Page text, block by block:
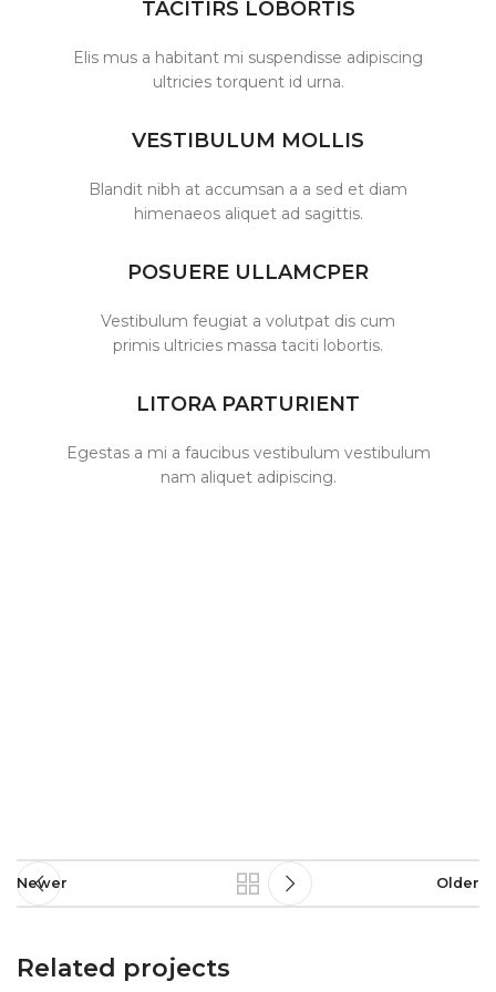
TACITIRS LOBORTIS
Elis mus a habitant mi suspendisse adipiscing
ultricies torquent id urna.
VESTIBULUM MOLLIS
Blandit nibh at accumsan a a sed et diam
himenaeos aliquet ad sagittis.
POSUERE ULLAMCPER
Vestibulum feugiat a volutpat dis cum
primis ultricies massa taciti lobortis.
LITORA PARTURIENT
Egestas a mi a faucibus vestibulum vestibulum
nam aliquet adipiscing.
Newer Older
Related projects